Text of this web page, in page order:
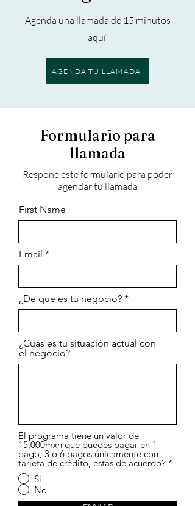
Agenda una llamada de 15 minutos
aquí
AGENDA TU LLAMADA
Formulario para
llamada
Respone este formulario para poder
agendar tu llamada
First Name
Email
¿De que es tu negocio?
¿Cuás es tu situación actual con
el negocio?
El programa tiene un valor de
15,000mxn que puedes pagar en 1
pago, 3 o 6 pagos únicamente con
tarjeta de crédito, estas de acuerdo? *
Si
No